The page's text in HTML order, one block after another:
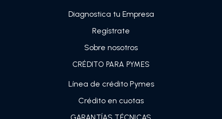
Diagnostica tu Empresa
Regístrate
Sobre nosotros
CRÉDITO PARA PYMES
Línea de crédito Pymes
Crédito en cuotas